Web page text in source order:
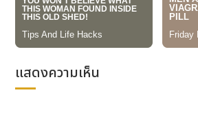
แสดงความเห็น